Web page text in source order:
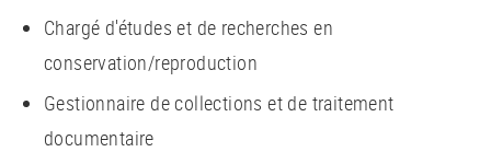
Chargé d'études et de recherches en
conservation/reproduction
Gestionnaire de collections et de traitement
documentaire